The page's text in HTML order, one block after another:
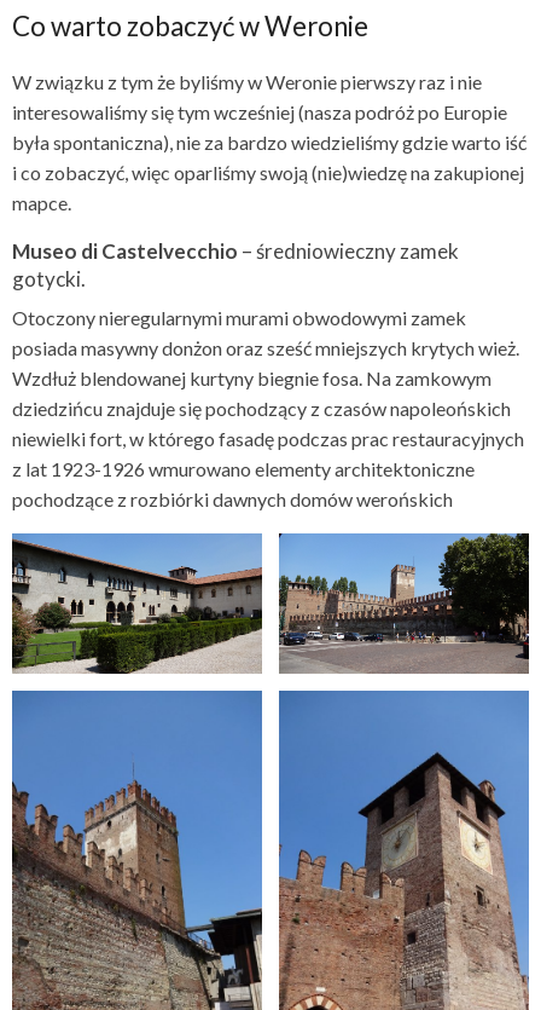
Co warto zobaczyć w Weronie
W związku z tym że byliśmy w Weronie pierwszy raz i nie
interesowaliśmy się tym wcześniej (nasza podróż po Europie
była spontaniczna), nie za bardzo wiedzieliśmy gdzie warto iść
i co zobaczyć, więc oparliśmy swoją (nie)wiedzę na zakupionej
mapce.
Museo di Castelvecchio – średniowieczny zamek
gotycki.
Otoczony nieregularnymi murami obwodowymi zamek
posiada masywny donżon oraz sześć mniejszych krytych wież.
Wzdłuż blendowanej kurtyny biegnie fosa. Na zamkowym
dziedzińcu znajduje się pochodzący z czasów napoleońskich
niewielki fort, w którego fasadę podczas prac restauracyjnych
z lat 1923-1926 wmurowano elementy architektoniczne
pochodzące z rozbiórki dawnych domów werońskich